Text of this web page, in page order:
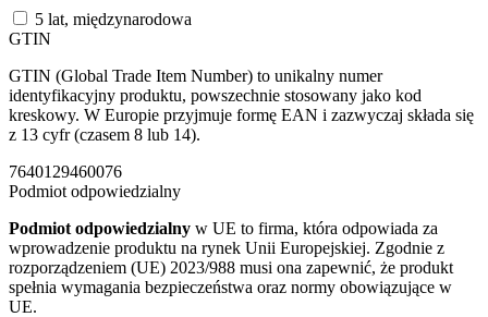
5 lat, międzynarodowa
GTIN
GTIN (Global Trade Item Number) to unikalny numer
identyfikacyjny produktu, powszechnie stosowany jako kod
kreskowy. W Europie przyjmuje formę EAN i zazwyczaj składa się
z 13 cyfr (czasem 8 lub 14).
7640129460076
Podmiot odpowiedzialny
Podmiot odpowiedzialny w UE to firma, która odpowiada za
wprowadzenie produktu na rynek Unii Europejskiej. Zgodnie z
rozporządzeniem (UE) 2023/988 musi ona zapewnić, że produkt
spełnia wymagania bezpieczeństwa oraz normy obowiązujące w
UE.